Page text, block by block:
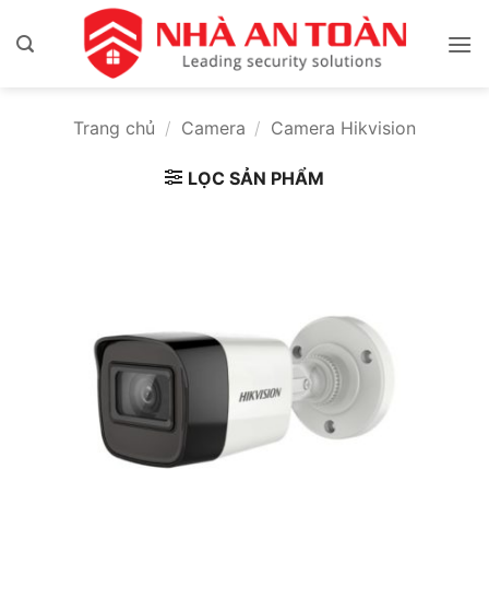
qua
Trang chủ / Camera / Camera Hikvision
LỌC SẢN PHẨM